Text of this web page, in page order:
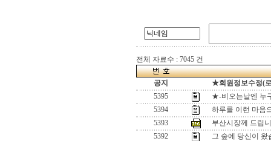
전체 자료수 : 7045 건
공지
★회원정보수정(
5395
★-비오는날엔 누
5394
하루를 이런 마음
5393
부산시장께 드립
5392
그 숲에 당신이 왔